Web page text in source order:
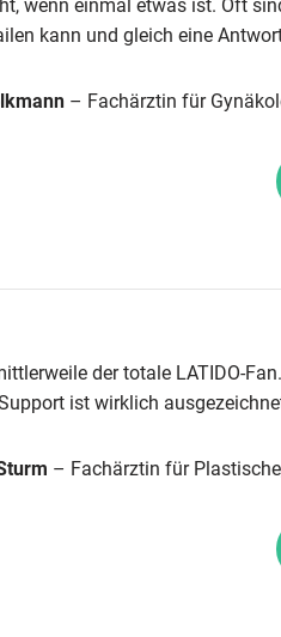
wenn einmal etwas ist. Oft
kann und gleich eine
– Fachärztin für
der totale LATIDO-
ist wirklich
– Fachärztin für